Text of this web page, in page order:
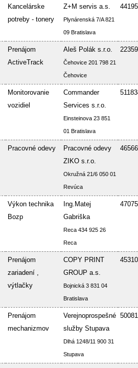
Kancelárske
potreby - tonery
Z+M servis a.s.
Plynárenská 7/A 821
09 Bratislava
Prenájom
ActiveTrack
Aleš Polák s.r.o.
Čehovice 201 798 21
Čehovice
Monitorovanie
vozidiel
Commander
Services s.r.o.
Einsteinova 23 851
01 Bratislava
Pracovné odevy
Pracovné odevy
ZIKO s.r.o.
Okružná 21/6 050 01
Revúca
Výkon technika
Bozp
Ing.Matej
Gabriška
Reca 434 925 26
Reca
Prenájom
zariadení ,
výtlačky
COPY PRINT
GROUP a.s.
Bojnická 3 831 04
Bratislava
Prenájom
mechanizmov
Verejnoprospešné
služby Stupava
Dlhá 1248/11 900 31
Stupava